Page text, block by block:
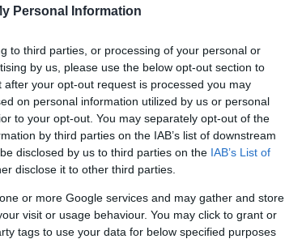
Personal Information
to third parties, or processing of your personal or
by us, please use the below opt-out section to
your opt-out request is processed you may
on personal information utilized by us or personal
to your opt-out. You may separately opt-out of the
by third parties on the IAB’s list of downstream
disclosed by us to third parties on the IAB’s List of
disclose it to other third parties.
or more Google services and may gather and store
visit or usage behaviour. You may click to grant or
tags to use your data for below specified purposes
Moresca. Intanto proprio
il cast del film.